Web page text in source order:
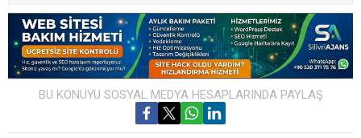
BU KONUYU SOSYAL MEDYA HESAPLARINDA PAYLAŞ